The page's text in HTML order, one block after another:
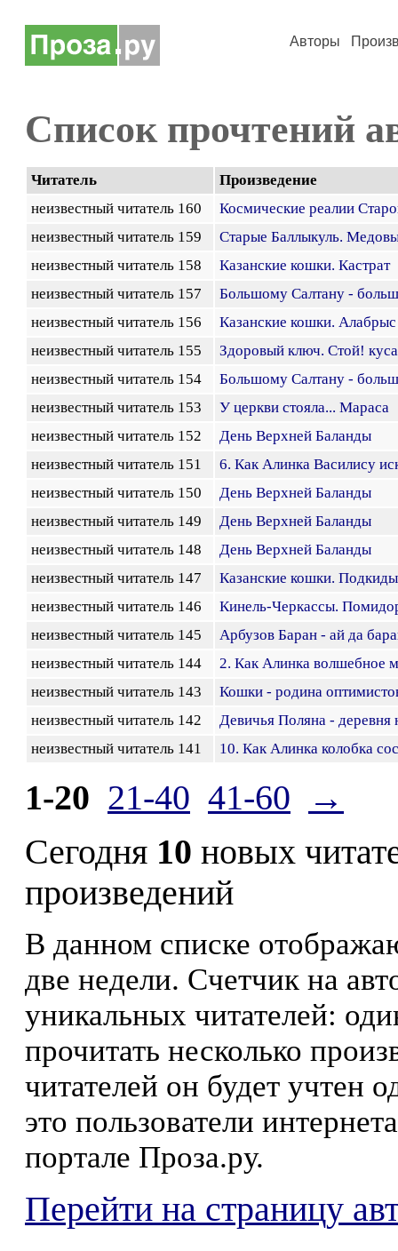
Авторы
Список прочтений
Читатель
Произведение
неизвестный читатель 160
Космические реалии
неизвестный читатель 159
Старые Баллыкуль.
неизвестный читатель 158
Казанские кошки. Кастрат
неизвестный читатель 157
Большому Салтану -
неизвестный читатель 156
Казанские кошки. Алабрыс
неизвестный читатель 155
Здоровый ключ. Стой!
неизвестный читатель 154
Большому Салтану -
неизвестный читатель 153
У церкви стояла... Мараса
неизвестный читатель 152
День Верхней Баланды
неизвестный читатель 151
6. Как Алинка Василису
неизвестный читатель 150
День Верхней Баланды
неизвестный читатель 149
День Верхней Баланды
неизвестный читатель 148
День Верхней Баланды
неизвестный читатель 147
Казанские кошки.
неизвестный читатель 146
Кинель-Черкассы.
неизвестный читатель 145
Арбузов Баран - ай да
неизвестный читатель 144
2. Как Алинка волшебное
неизвестный читатель 143
Кошки - родина
неизвестный читатель 142
Девичья Поляна - деревня
неизвестный читатель 141
10. Как Алинка колобка
1-20 21-40 41-60
→
Сегодня 10 новых
произведений
В данном списке
две недели. Счетчик на
уникальных читателей:
прочитать несколько
читателей он будет учтен
это пользователи
портале Проза.ру.
Перейти на страницу